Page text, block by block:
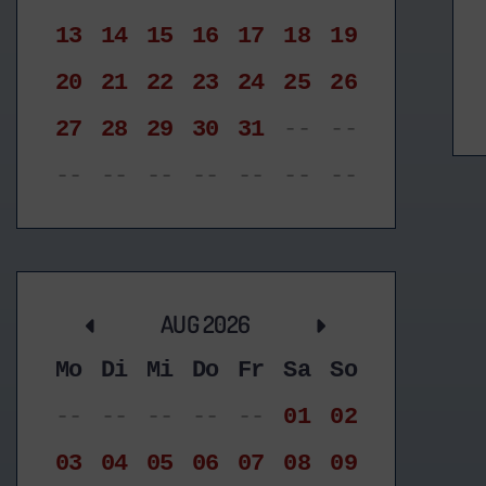
13
14 15 16 17 18
19
20
21 22 23 24 25
26
27
28 29 30 31 --
--
--
-- -- -- -- -- --
AUG 2026
Mo Di Mi Do Fr Sa
So
--
-- -- -- -- 01
02
03
04 05 06 07 08 09